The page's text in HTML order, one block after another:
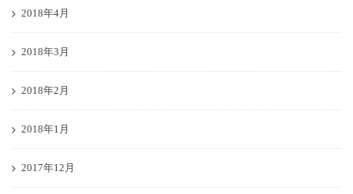
2018年4月
2018年3月
2018年2月
2018年1月
2017年12月